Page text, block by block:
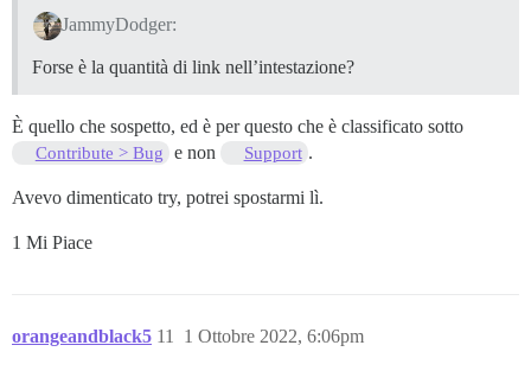
JammyDodger:
Forse è la quantità di link nell’intestazione?
È quello che sospetto, ed è per questo che è classificato sotto
Contribute > Bug e non Support .
Avevo dimenticato try, potrei spostarmi lì.
1 Mi Piace
orangeandblack5 1 Ottobre 2022, 6:06pm
11